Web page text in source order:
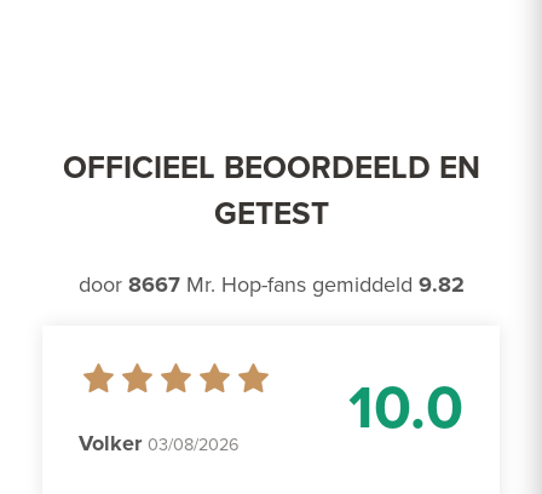
OFFICIEEL BEOORDEELD EN
GETEST
door 8667Mr. Hop-fans gemiddeld 9.82
10.0
Volker 03/08/2026